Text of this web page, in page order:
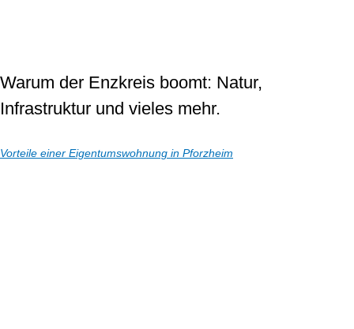
Warum der Enzkreis boomt: Natur,
Infrastruktur und vieles mehr.
Vorteile einer Eigentumswohnung in Pforzheim